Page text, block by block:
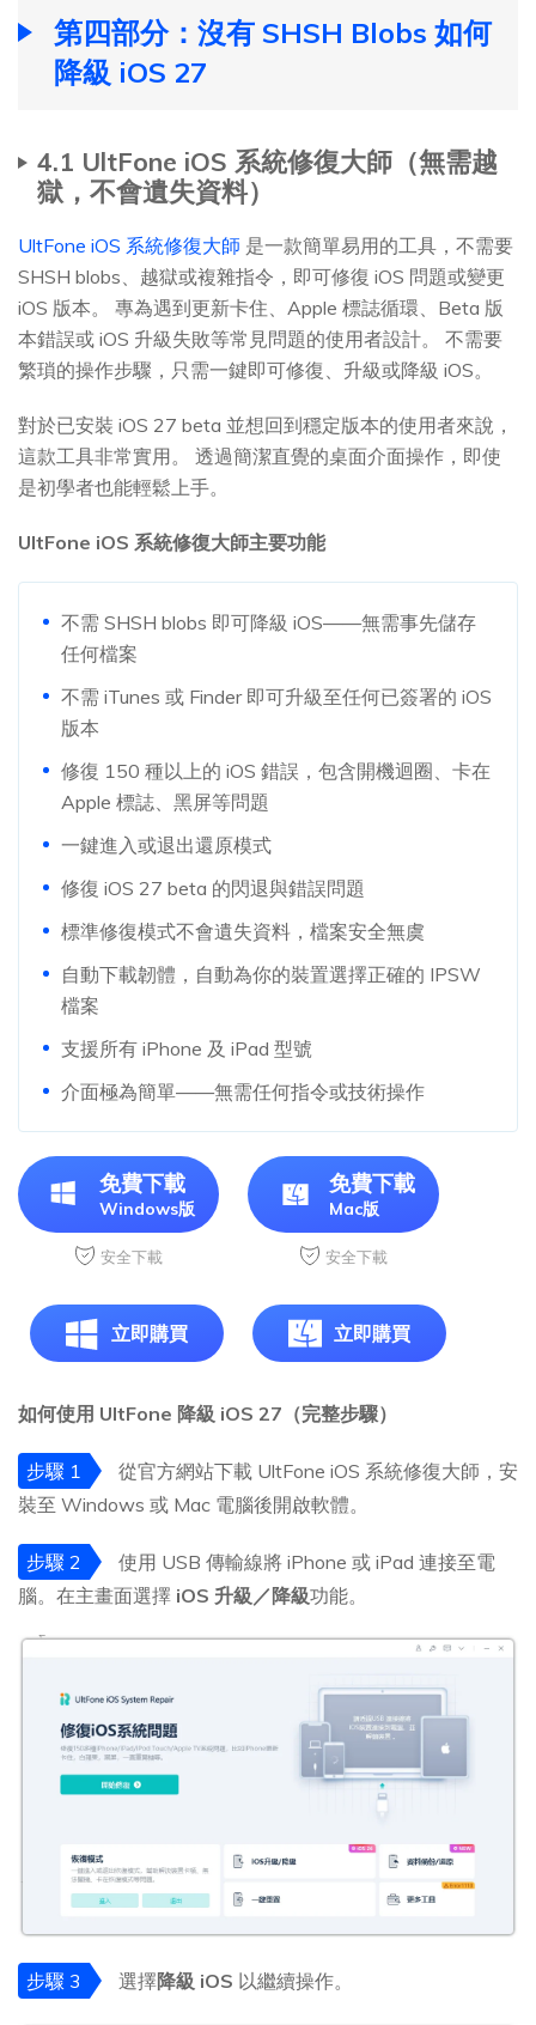
第四部分：沒有 SHSH Blobs 如何
降級 iOS 27
4.1 UltFone iOS 系統修復大師（無需越
獄，不會遺失資料）
UltFone iOS 系統修復大師 是一款簡單易用的工具，不需要
SHSH blobs、越獄或複雜指令，即可修復 iOS 問題或變更
iOS 版本。 專為遇到更新卡住、Apple 標誌循環、Beta 版
本錯誤或 iOS 升級失敗等常見問題的使用者設計。 不需要
繁瑣的操作步驟，只需一鍵即可修復、升級或降級 iOS。
對於已安裝 iOS 27 beta 並想回到穩定版本的使用者來說，
這款工具非常實用。 透過簡潔直覺的桌面介面操作，即使
是初學者也能輕鬆上手。
UltFone iOS 系統修復大師主要功能
不需 SHSH blobs 即可降級 iOS——無需事先儲存
任何檔案
不需 iTunes 或 Finder 即可升級至任何已簽署的 iOS
版本
修復 150 種以上的 iOS 錯誤，包含開機迴圈、卡在
Apple 標誌、黑屏等問題
一鍵進入或退出還原模式
修復 iOS 27 beta 的閃退與錯誤問題
標準修復模式不會遺失資料，檔案安全無虞
自動下載韌體，自動為你的裝置選擇正確的 IPSW
檔案
支援所有 iPhone 及 iPad 型號
介面極為簡單——無需任何指令或技術操作
免費下載
Windows版
安全下載
免費下載
Mac版
安全下載
立即購買 立即購買
如何使用 UltFone 降級 iOS 27（完整步驟）
步驟 1
從官方網站下載 UltFone iOS 系統修復大師，安
裝至 Windows 或 Mac 電腦後開啟軟體。
步驟 2
使用 USB 傳輸線將 iPhone 或 iPad 連接至電
腦。在主畫面選擇 iOS 升級／降級功能。
步驟 3 選擇降級 iOS 以繼續操作。